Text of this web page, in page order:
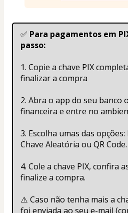
✅ Para pagamentos em
passo:
1. Copie a chave PIX
finalizar a compra
2. Abra o app do seu banco
financeira e entre no
3. Escolha umas das opções:
Chave Aleatória ou QR Code.
4. Cole a chave PIX, confira
finalize a compra.
⚠️ Caso não tenha mais a
foi enviada ao seu e-mail